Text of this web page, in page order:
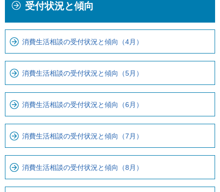
ま
で
す
ロ
カ
ル
ビ
で
す
受付状況と傾向
消費生活相談の受付状況と傾向（4月）
消費生活相談の受付状況と傾向（5月）
消費生活相談の受付状況と傾向（6月）
消費生活相談の受付状況と傾向（7月）
消費生活相談の受付状況と傾向（8月）